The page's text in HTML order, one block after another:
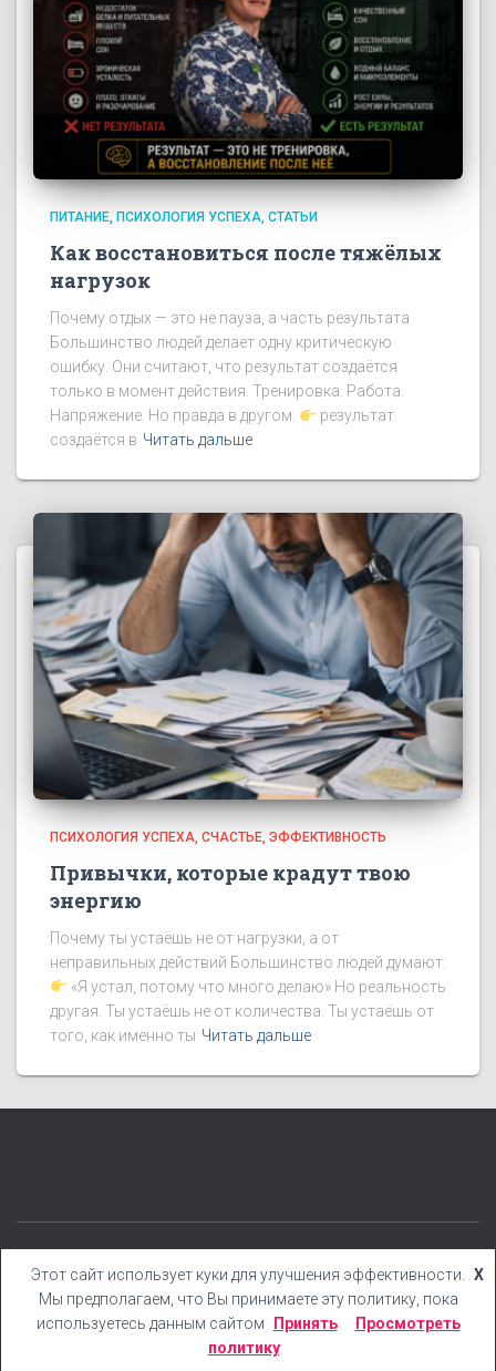
ПИТАНИЕ ПСИХОЛОГИЯ УСПЕХА СТАТЬИ
Как восстановиться после тяжёлых
нагрузок
Почему отдых — это не пауза, а часть результата
Большинство людей делает одну критическую
ошибку. Они считают, что результат создаётся
только в момент действия. Тренировка. Работа.
Напряжение. Но правда в другом:
результат
создаётся в Читать дальше
ПСИХОЛОГИЯ УСПЕХА СЧАСТЬЕ ЭФФЕКТИВНОСТЬ
Привычки, которые крадут твою
энергию
Почему ты устаёшь не от нагрузки, а от
неправильных действий Большинство людей думают:
«Я устал, потому что много делаю» Но реальность
другая. Ты устаёшь не от количества. Ты устаёшь от
того, как именно ты Читать дальше
КАТЕГОРИИ БЛОГ БОНУСЫ КНИГИ YOUTUBE
Hestia | РазработаноThemeIsle
Этот сайт использует куки для улучшения эффективности.
Мы предполагаем, что Вы принимаете эту политику, пока
используетесь данным сайтом
X
Принять
Просмотреть
политику